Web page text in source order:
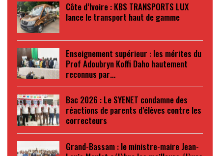
Côte d’Ivoire : KBS TRANSPORTS LUX
lance le transport haut de gamme
Enseignement supérieur : les mérites du
Prof Adoubryn Koffi Daho hautement
reconnus par…
Bac 2026 : Le SYENET condamne des
réactions de parents d’élèves contre les
correcteurs
Grand-Bassam : le ministre-maire Jean-